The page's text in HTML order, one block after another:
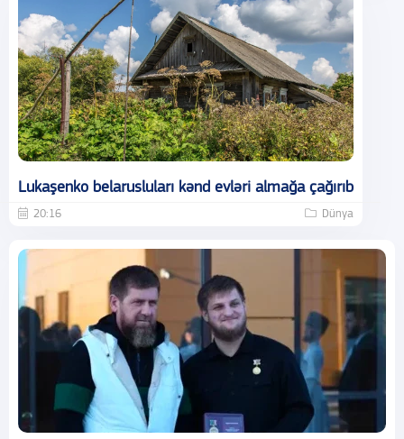
Lukaşenko belarusluları kənd evləri almağa çağırıb
20:16 Dünya